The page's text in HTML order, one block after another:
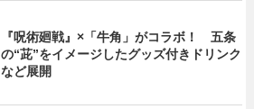
『呪術廻戦』×「牛角」がコラボ！ 五条
の“茈”をイメージしたグッズ付きドリンク
など展開